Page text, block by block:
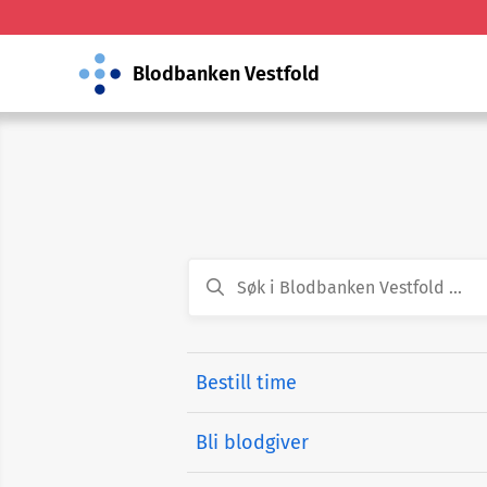
Blodbanken Vestfold
Bestill time
Bli blodgiver